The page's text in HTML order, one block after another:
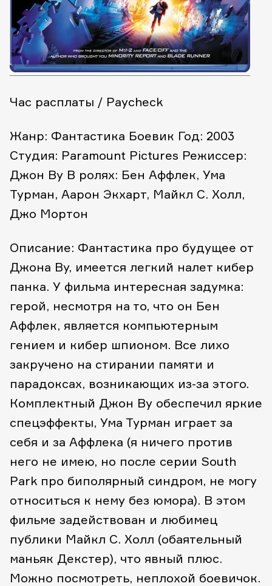
Час расплаты / Paycheck
Жанр: Фантастика Боевик Год: 2003
Студия: Paramount Pictures Режиссер:
Джон Ву В ролях: Бен Аффлек, Ума
Турман, Аарон Экхарт, Майкл С. Холл,
Джо Мортон
Описание: Фантастика про будущее от
Джона Ву, имеется легкий налет кибер
панка. У фильма интересная задумка:
герой, несмотря на то, что он Бен
Аффлек, является компьютерным
гением и кибер шпионом. Все лихо
закручено на стирании памяти и
парадоксах, возникающих из-за этого.
Комплектный Джон Ву обеспечил яркие
спецэффекты, Ума Турман играет за
себя и за Аффлека (я ничего против
него не имею, но после серии South
Park про биполярный синдром, не могу
относиться к нему без юмора). В этом
фильме задействован и любимец
публики Майкл С. Холл (обаятельный
маньяк Декстер), что явный плюс.
Можно посмотреть, неплохой боевичок.